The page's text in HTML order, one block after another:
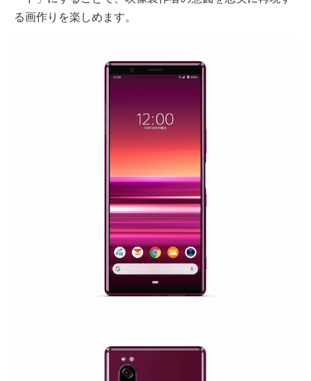
る画作りを楽しめます。